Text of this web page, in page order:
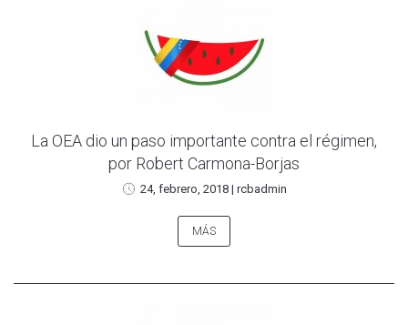
La OEA dio un paso importante contra el régimen,
por Robert Carmona-Borjas
24, febrero, 2018| rcbadmin
MÁS